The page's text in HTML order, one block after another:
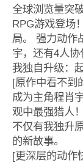
全球浏览量突
RPG游戏登场
局。 强力动作
宇，还有4人
我独自升级：
[原作中看不到
成为主角程肖
观中最强猎人！
不仅有我独升
的新故事。
[更深层的动作